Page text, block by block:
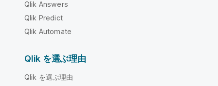
Qlik Answers
Qlik Predict
Qlik Automate
Qlik を選ぶ理由
Qlik を選ぶ理由